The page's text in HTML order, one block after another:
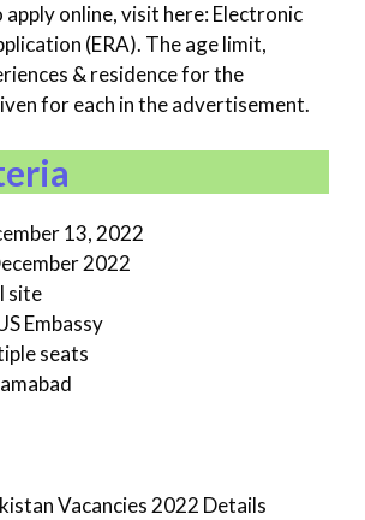
apply online, visit here: Electronic
(ERA). The age limit,
& residence for the
for each in the advertisement.
13, 2022
2022
site
Embassy
seats
Vacancies 2022 Details